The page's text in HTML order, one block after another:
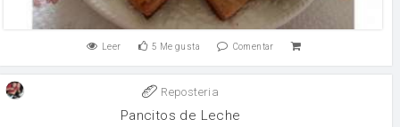
Leer 5 Me gusta Comentar
Reposteria
Pancitos de Leche